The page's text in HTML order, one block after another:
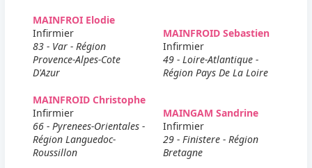
MAINFROI Elodie
Infirmier
83 - Var - Région
Provence-Alpes-Cote
D'Azur
MAINFROID Sebastien
Infirmier
49 - Loire-Atlantique -
Région Pays De La Loire
MAINFROID Christophe
Infirmier
66 - Pyrenees-Orientales -
Région Languedoc-
Roussillon
MAINGAM Sandrine
Infirmier
29 - Finistere - Région
Bretagne